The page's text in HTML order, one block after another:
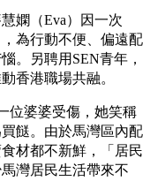
嫻（Eva）因一次
為行動不便、偏遠配
。另聘用SEN青年，
香港職場共融。
位婆婆受傷，她笑稱
餸。由於馬灣區內配
材都不新鮮，「居民
灣居民生活帶來不